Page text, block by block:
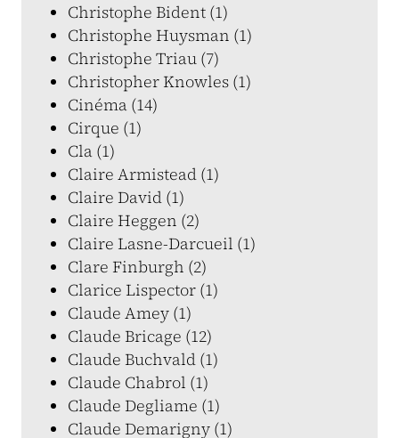
Christophe Bident (1)
Christophe Huysman (1)
Christophe Triau (7)
Christopher Knowles (1)
Cinéma (14)
Cirque (1)
Cla (1)
Claire Armistead (1)
Claire David (1)
Claire Heggen (2)
Claire Lasne-Darcueil (1)
Clare Finburgh (2)
Clarice Lispector (1)
Claude Amey (1)
Claude Bricage (12)
Claude Buchvald (1)
Claude Chabrol (1)
Claude Degliame (1)
Claude Demarigny (1)